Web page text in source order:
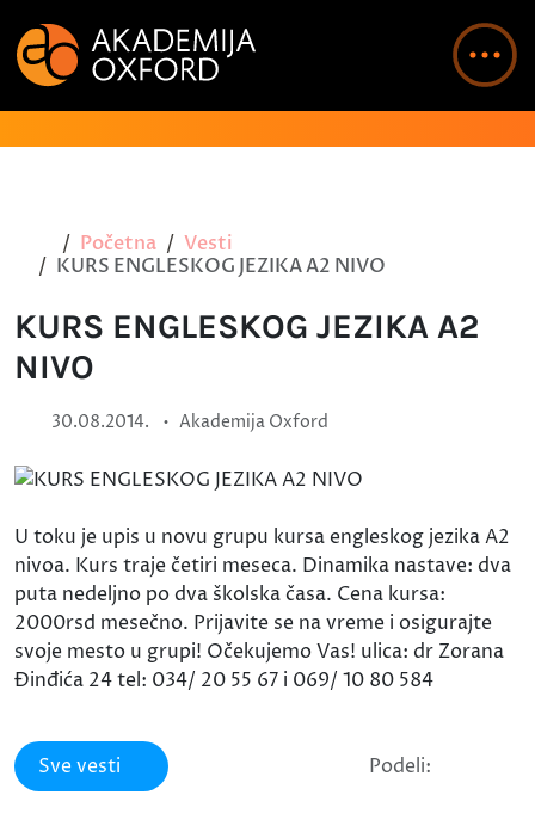
Početna
Vesti
KURS ENGLESKOG JEZIKA A2 NIVO
KURS ENGLESKOG JEZIKA A2
NIVO
30.08.2014. • Akademija Oxford
U toku je upis u novu grupu kursa engleskog jezika A2
nivoa. Kurs traje četiri meseca. Dinamika nastave: dva
puta nedeljno po dva školska časa. Cena kursa:
2000rsd mesečno. Prijavite se na vreme i osigurajte
svoje mesto u grupi! Očekujemo Vas! ulica: dr Zorana
Đinđića 24 tel: 034/ 20 55 67 i 069/ 10 80 584
Sve vesti Podeli: